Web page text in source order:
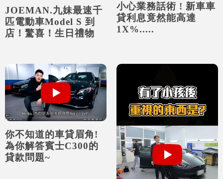
JOEMAN.九妹最速千
匹電動車Model S 到
店！驚喜！生日禮物
小心業務話術 ! 新車車
貸利息竟然能高達
1X%.....
你不知道的車貸眉角!
為你解答賓士C300的
貸款問題~